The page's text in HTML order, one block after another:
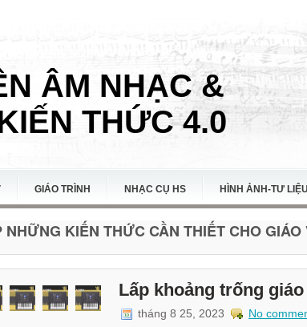
ÂM NHẠC &
THỨC 4.0
GIÁO TRÌNH NHẠC CỤ HS HÌNH ẢNH-TƯ LIỆU
NHỮNG KIẾN THỨC CẦN THIẾT CHO
Lấp khoảng trống
tháng 8 25, 2023 No